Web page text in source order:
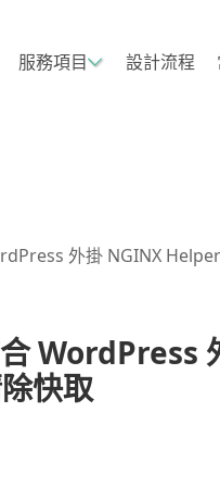
服務項目 設計流程
外掛 NGINX
WordPress
快取